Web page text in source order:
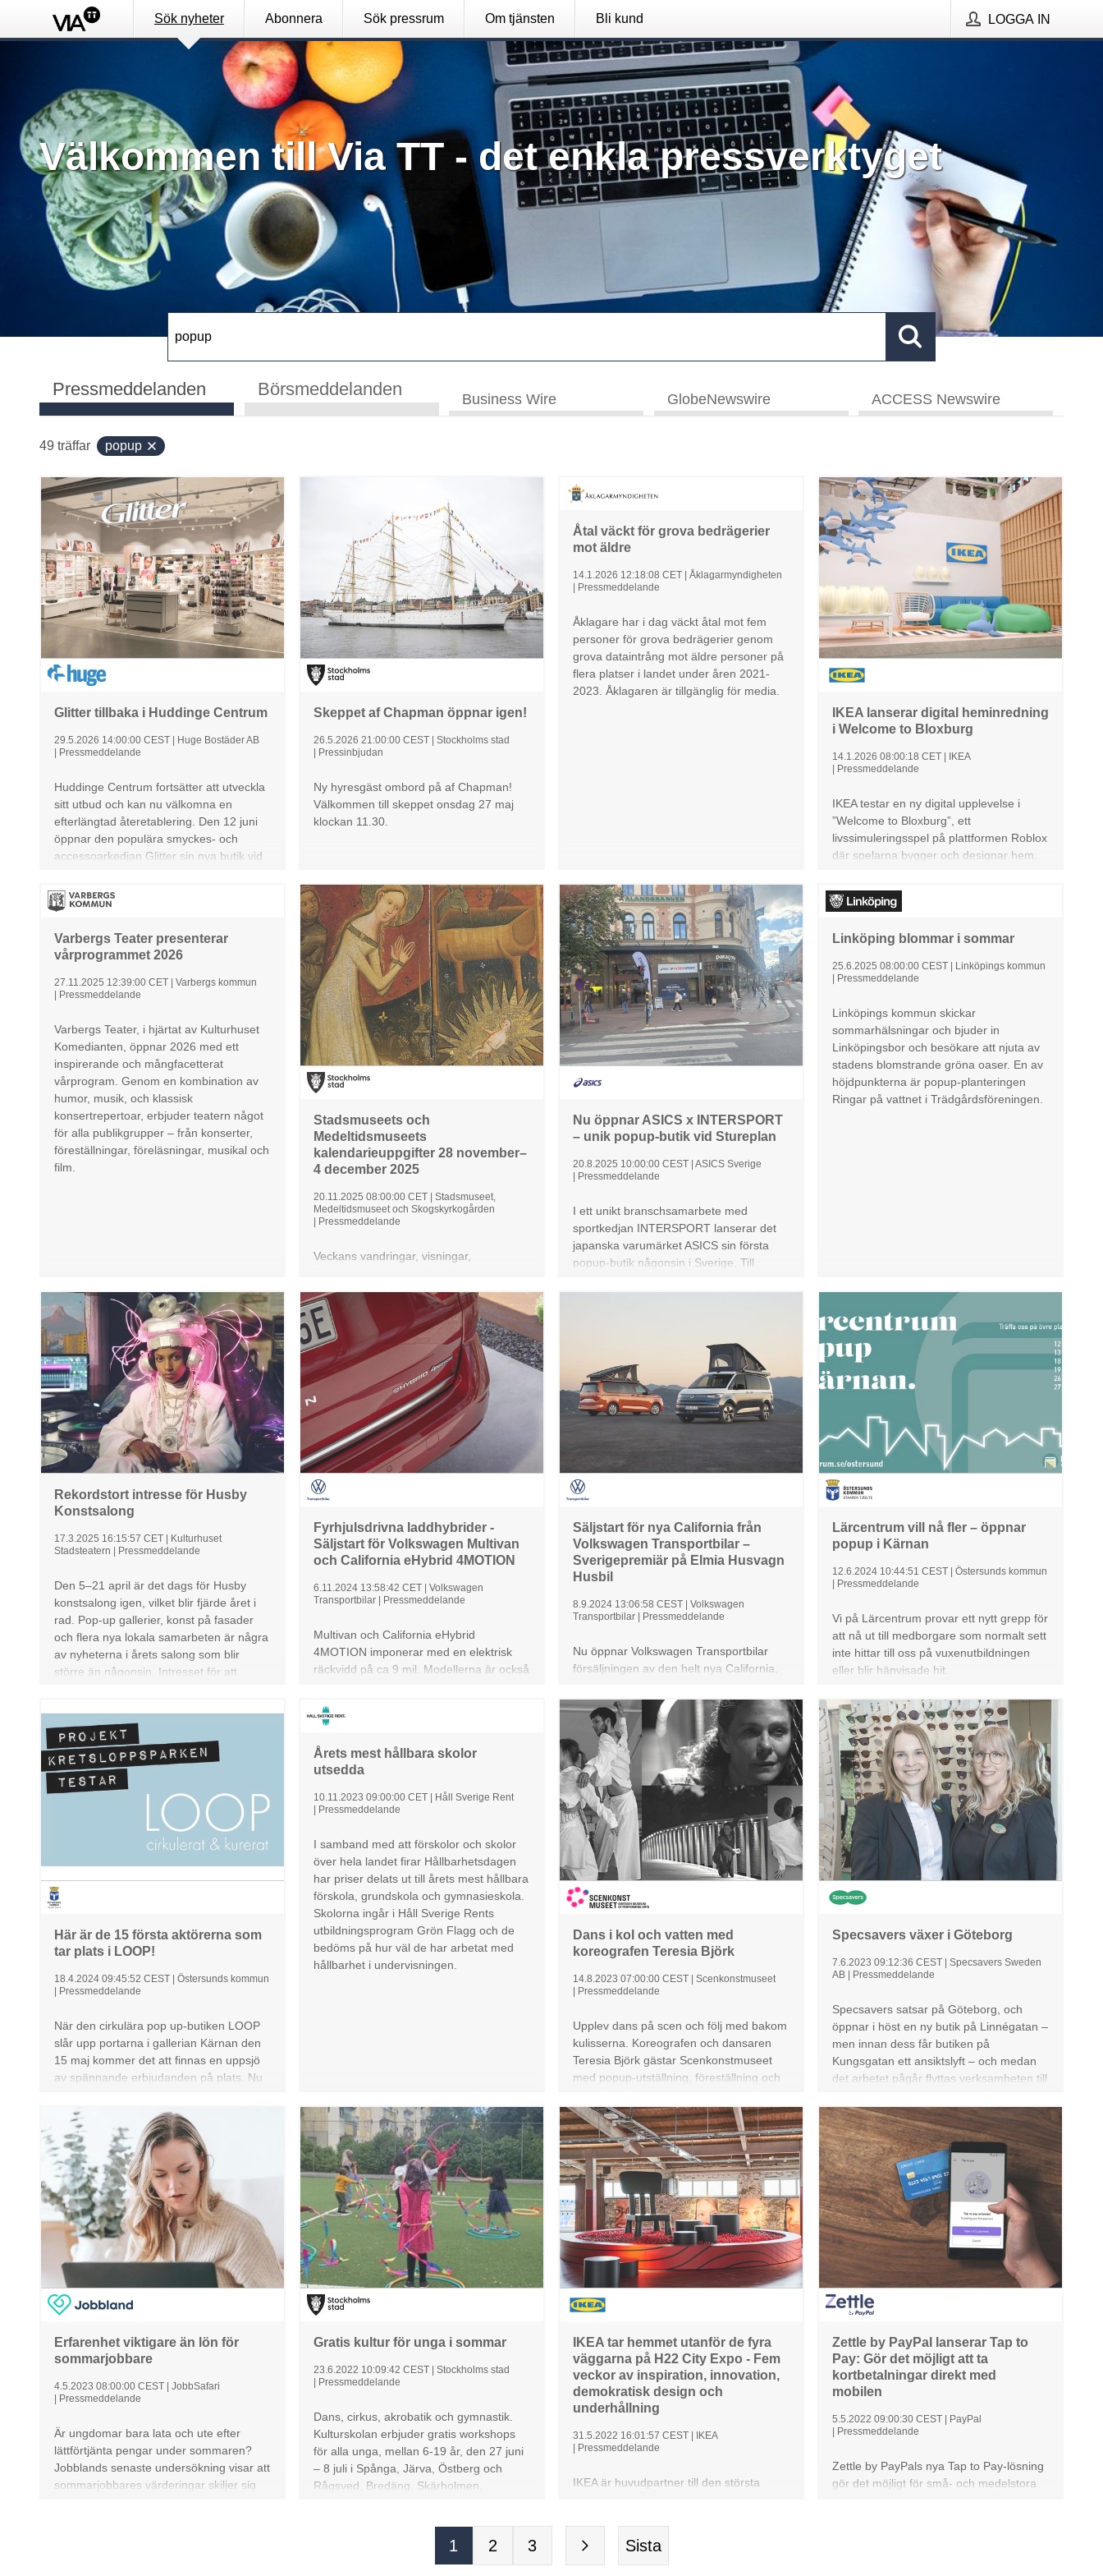
Sök nyheter Abonnera Sök pressrum Om tjänsten Bli kund LOGGA IN
Välkommen till Via TT - det enkla pressverktyget
Pressmeddelanden Börsmeddelanden Business Wire GlobeNewswire ACCESS Newswire
49 träffar popup
Glitter tillbaka i Huddinge Centrum
29.5.2026 14:00:00 CEST
Huge Bostäder AB
Pressmeddelande
Huddinge Centrum fortsätter att utveckla
sitt utbud och kan nu välkomna en
efterlängtad återetablering. Den 12 juni
öppnar den populära smyckes- och
accessoarkedjan Glitter sin nya butik vid
popupbutik tidigare låg. Etableringen är
den första av flera satsningar som
och som stärker centrumets ambition att
erbjuda ett attraktivt och varierat utbud
för besökare och boende i området.
Skeppet af Chapman öppnar igen!
26.5.2026 21:00:00 CEST
Stockholms stad
Pressinbjudan
Ny hyresgäst ombord på af Chapman!
Välkommen till skeppet onsdag 27 maj
klockan 11.30.
Åtal väckt för grova bedrägerier
mot äldre
14.1.2026 12:18:08 CET
Åklagarmyndigheten
Pressmeddelande
Åklagare har i dag väckt åtal mot fem
personer för grova bedrägerier genom
grova dataintrång mot äldre personer på
flera platser i landet under åren 2021-
2023. Åklagaren är tillgänglig för media.
IKEA lanserar digital heminredning
i Welcome to Bloxburg
14.1.2026 08:00:18 CET
IKEA
Pressmeddelande
IKEA testar en ny digital upplevelse i
”Welcome to Bloxburg”, ett
livssimuleringsspel på plattformen Roblox
där spelarna bygger och designar hem.
Australien, undersöker hur produkter från
IKEA kan upplevas i interaktiva digitala
Varbergs Teater presenterar
vårprogrammet 2026
27.11.2025 12:39:00 CET
Varbergs kommun
Pressmeddelande
Varbergs Teater, i hjärtat av Kulturhuset
Komedianten, öppnar 2026 med ett
inspirerande och mångfacetterat
vårprogram. Genom en kombination av
humor, musik, och klassisk
konsertrepertoar, erbjuder teatern något
för alla publikgrupper – från konserter,
föreställningar, föreläsningar, musikal och
film.
Stadsmuseets och
Medeltidsmuseets
kalendarieuppgifter 28 november–
4 december 2025
20.11.2025 08:00:00 CET
Stadsmuseet,
Medeltidsmuseet och Skogskyrkogården
Pressmeddelande
Veckans vandringar, visningar,
Stockholm.
Nu öppnar ASICS x INTERSPORT
– unik popup-butik vid Stureplan
20.8.2025 10:00:00 CEST ASICS Sverige
Pressmeddelande
I ett unikt branschsamarbete med
sportkedjan INTERSPORT lanserar det
japanska varumärket ASICS sin första
popup-butik någonsin i Sverige. Till
Linköping blommar i sommar
25.6.2025 08:00:00 CEST
Linköpings kommun
Pressmeddelande
Linköpings kommun skickar
sommarhälsningar och bjuder in
Linköpingsbor och besökare att njuta av
stadens blomstrande gröna oaser. En av
höjdpunkterna är popup-planteringen
Ringar på vattnet i Trädgårdsföreningen.
Rekordstort intresse för Husby
Konstsalong
17.3.2025 16:15:57 CET
Kulturhuset
Stadsteatern
Pressmeddelande
Den 5–21 april är det dags för Husby
konstsalong igen, vilket blir fjärde året i
rad. Pop-up gallerier, konst på fasader
och flera nya lokala samarbeten är några
av nyheterna i årets salong som blir
större än någonsin. Intresset för att
Fyrhjulsdrivna laddhybrider -
Säljstart för Volkswagen Multivan
och California eHybrid 4MOTION
6.11.2024 13:58:42 CET
Volkswagen
Transportbilar
Pressmeddelande
Multivan och California eHybrid
4MOTION imponerar med en elektrisk
räckvidd på ca 9 mil. Modellerna är också
plattform med elektrisk driven bakaxel
som ger fyrhjulsdrift. Inom
eHybrid 4MOTION ett fönster mot
framtidens husbilar. Båda modeller finns
nu att beställa hos Volkswagen
Transportbilars återförsäljare.
Säljstart för nya California från
Volkswagen Transportbilar –
Sverigepremiär på Elmia Husvagn
Husbil
8.9.2024 13:06:58 CEST
Volkswagen
Transportbilar
Pressmeddelande
Nu öppnar Volkswagen Transportbilar
försäljningen av den helt nya California,
folkabussen. Med den senaste Multivan i
långt utförande som bas har Volkswagen
Transportbilar designat om varje del av
husbilen och gjort den rymligare,
smartare, mer sofistikerad, mångsidigare
och mer hållbar. På Elmia Husvagn
Husbil 11-15 september visas den upp för
första gången i Sverige, men redan idag
går den att beställa hos Volkswagen
Transportbilars återförsäljare.
Lärcentrum vill nå fler – öppnar
popup i Kärnan
12.6.2024 10:44:51 CEST
Östersunds kommun
Pressmeddelande
Vi på Lärcentrum provar ett nytt grepp för
att nå ut till medborgare som normalt sett
inte hittar till oss på vuxenutbildningen
eller blir hänvisade hit.
Här är de 15 första aktörerna som
tar plats i LOOP!
18.4.2024 09:45:52 CEST
Östersunds kommun
Pressmeddelande
När den cirkulära pop up-butiken LOOP
slår upp portarna i gallerian Kärnan den
15 maj kommer det att finnas en uppsjö
av spännande erbjudanden på plats. Nu
finns fortfarande plats för fler.
Årets mest hållbara skolor
utsedda
10.11.2023 09:00:00 CET
Håll Sverige Rent
Pressmeddelande
I samband med att förskolor och skolor
över hela landet firar Hållbarhetsdagen
har priser delats ut till årets mest hållbara
förskola, grundskola och gymnasieskola.
Skolorna ingår i Håll Sverige Rents
utbildningsprogram Grön Flagg och de
bedöms på hur väl de har arbetat med
hållbarhet i undervisningen.
Dans i kol och vatten med
koreografen Teresia Björk
14.8.2023 07:00:00 CEST
Scenkonstmuseet
Pressmeddelande
Upplev dans på scen och följ med bakom
kulisserna. Koreografen och dansaren
Teresia Björk gästar Scenkonstmuseet
med popup-utställning, föreställning och
Specsavers växer i Göteborg
7.6.2023 09:12:36 CEST
Specsavers Sweden
AB
Pressmeddelande
Specsavers satsar på Göteborg, och
öppnar i höst en ny butik på Linnégatan –
men innan dess får butiken på
Kungsgatan ett ansiktslyft – och medan
det arbetet pågår flyttas verksamheten till
senare blir den nya butiken i
Linnéområdet. Bakom expansionen i
Göteborg står lokala entreprenörerna
Emma Sjöberg och Frida Skarhall: –
Linnégatan är ett drömläge, nu får vi en
stor butik fast i två lokaler.
Erfarenhet viktigare än lön för
sommarjobbare
4.5.2023 08:00:00 CEST
JobbSafari
Pressmeddelande
Är ungdomar bara lata och ute efter
lättförtjänta pengar under sommaren?
Jobblands senaste undersökning visar att
sommarjobbares värderingar skiljer sig
Gratis kultur för unga i sommar
23.6.2022 10:09:42 CEST
Stockholms stad
Pressmeddelande
Dans, cirkus, akrobatik och gymnastik.
Kulturskolan erbjuder gratis workshops
för alla unga, mellan 6-19 år, den 27 juni
– 8 juli i Spånga, Järva, Östberg och
Rågsved, Bredäng, Skärholmen,
IKEA tar hemmet utanför de fyra
väggarna på H22 City Expo - Fem
veckor av inspiration, innovation,
demokratisk design och
underhållning
31.5.2022 16:01:57 CEST
IKEA
Pressmeddelande
IKEA är huvudpartner till den största
dörrarna till framtiden på sina två nya
mötesplatser i Helsingborg: Magasin 405
Zettle by PayPal lanserar Tap to
Pay: Gör det möjligt att ta
kortbetalningar direkt med
mobilen
5.5.2022 09:00:30 CEST
PayPal
Pressmeddelande
Zettle by PayPals nya Tap to Pay-lösning
gör det möjligt för små- och medelstora
1 2 3 Sista